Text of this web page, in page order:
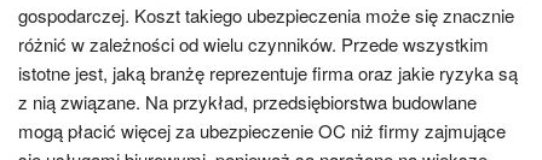
gospodarczej. Koszt takiego ubezpieczenia może się znacznie
różnić w zależności od wielu czynników. Przede wszystkim
istotne jest, jaką branżę reprezentuje firma oraz jakie ryzyka są
z nią związane. Na przykład, przedsiębiorstwa budowlane
mogą płacić więcej za ubezpieczenie OC niż firmy zajmujące